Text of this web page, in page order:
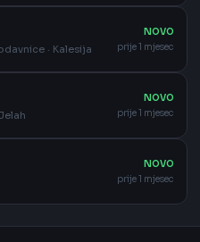
· Kalesija
NOVO
prije 1 mjesec
NOVO
prije 1 mjesec
NOVO
prije 1 mjesec